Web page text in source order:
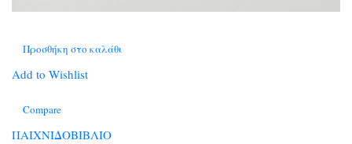
Προσθήκη στο καλάθι
Add to Wishlist
Compare
ΠΑΙΧΝΙΔΟΒΙΒΛΙΟ